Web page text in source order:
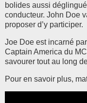
bolides aussi
conducteur. John Doe
proposer d’y participer.
Joe Doe est incarné
Captain America du
savourer tout au long
Pour en savoir plus,